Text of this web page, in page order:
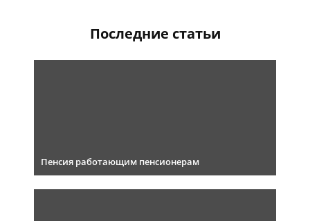
Последние статьи
Пенсия работающим пенсионерам